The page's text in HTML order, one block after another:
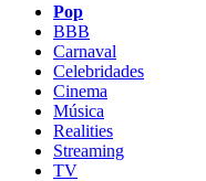
Pop
BBB
Carnaval
Celebridades
Cinema
Música
Realities
Streaming
TV